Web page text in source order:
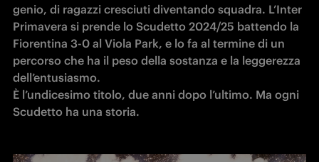
genio, di ragazzi cresciuti diventando squadra. L’Inter
Primavera si prende lo Scudetto 2024/25 battendo la
Fiorentina 3-0 al Viola Park, e lo fa al termine di un
percorso che ha il peso della sostanza e la leggerezza
dell’entusiasmo.
È l’undicesimo titolo, due anni dopo l’ultimo. Ma ogni
Scudetto ha una storia.